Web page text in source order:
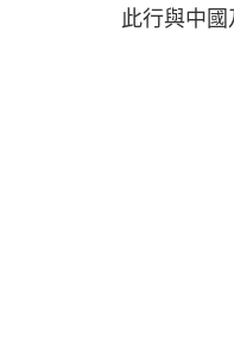
此行與中